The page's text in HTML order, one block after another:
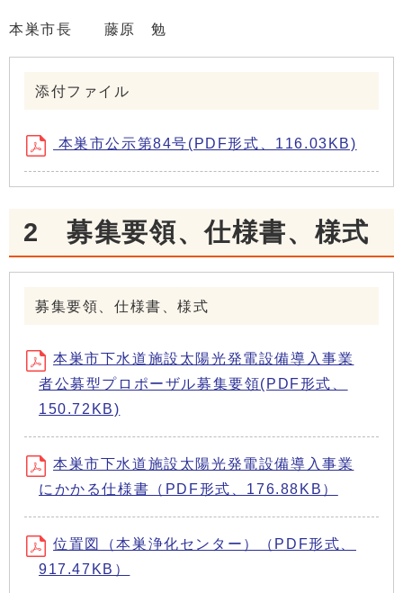
本巣市長 藤原 勉
添付ファイル
本巣市公示第84号(PDF形式、116.03KB)
2 募集要領、仕様書、様式
募集要領、仕様書、様式
本巣市下水道施設太陽光発電設備導入事業
者公募型プロポーザル募集要領(PDF形式、
150.72KB)
本巣市下水道施設太陽光発電設備導入事業
にかかる仕様書（PDF形式、176.88KB）
位置図（本巣浄化センター）（PDF形式、
917.47KB）